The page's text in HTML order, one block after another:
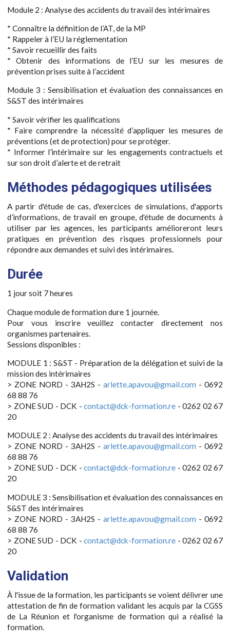
Module 2 : Analyse des accidents du travail des intérimaires
* Connaître la définition de l’AT, de la MP
* Rappeler à l’EU la réglementation
* Savoir recueillir des faits
* Obtenir des informations de l’EU sur les mesures de
prévention prises suite à l’accident
Module 3 : Sensibilisation et évaluation des connaissances en
S&ST des intérimaires
* Savoir vérifier les qualifications
* Faire comprendre la nécessité d’appliquer les mesures de
préventions (et de protection) pour se protéger.
* Informer l’intérimaire sur les engagements contractuels et
sur son droit d’alerte et de retrait
Méthodes pédagogiques utilisées
A partir d'étude de cas, d'exercices de simulations, d'apports
d’informations, de travail en groupe, d'étude de documents à
utiliser par les agences, les participants amélioreront leurs
pratiques en prévention des risques professionnels pour
répondre aux demandes et suivi des intérimaires.
Durée
1 jour soit 7 heures
Chaque module de formation dure 1 journée.
Pour vous inscrire veuillez contacter directement nos
organismes partenaires.
Sessions disponibles :
MODULE 1 : S&ST - Préparation de la délégation et suivi de la
mission des intérimaires
> ZONE NORD - 3AH2S - arlette.apavou@gmail.com - 0692
68 88 76
> ZONE SUD - DCK - contact@dck-formation.re - 0262 02 67
20
MODULE 2 : Analyse des accidents du travail des intérimaires
> ZONE NORD - 3AH2S - arlette.apavou@gmail.com - 0692
68 88 76
> ZONE SUD - DCK - contact@dck-formation.re - 0262 02 67
20
MODULE 3 : Sensibilisation et évaluation des connaissances en
S&ST des intérimaires
> ZONE NORD - 3AH2S - arlette.apavou@gmail.com - 0692
68 88 76
> ZONE SUD - DCK - contact@dck-formation.re - 0262 02 67
20
Validation
À l'issue de la formation, les participants se voient délivrer une
attestation de fin de formation validant les acquis par la CGSS
de La Réunion et l'organisme de formation qui a réalisé la
formation.